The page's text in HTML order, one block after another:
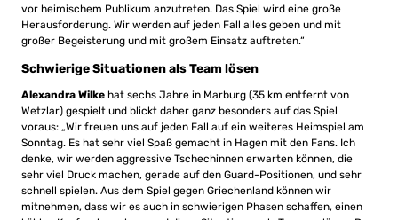
vor heimischem Publikum anzutreten. Das Spiel wird eine große
Herausforderung. Wir werden auf jeden Fall alles geben und mit
großer Begeisterung und mit großem Einsatz auftreten.“
Schwierige Situationen als Team lösen
Alexandra Wilke hat sechs Jahre in Marburg (35 km entfernt von
Wetzlar) gespielt und blickt daher ganz besonders auf das Spiel
voraus: „Wir freuen uns auf jeden Fall auf ein weiteres Heimspiel am
Sonntag. Es hat sehr viel Spaß gemacht in Hagen mit den Fans. Ich
denke, wir werden aggressive Tschechinnen erwarten können, die
sehr viel Druck machen, gerade auf den Guard-Positionen, und sehr
schnell spielen. Aus dem Spiel gegen Griechenland können wir
mitnehmen, dass wir es auch in schwierigen Phasen schaffen, einen